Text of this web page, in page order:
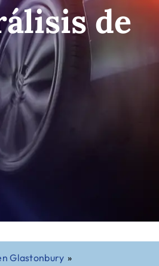
de
Glastonbury »